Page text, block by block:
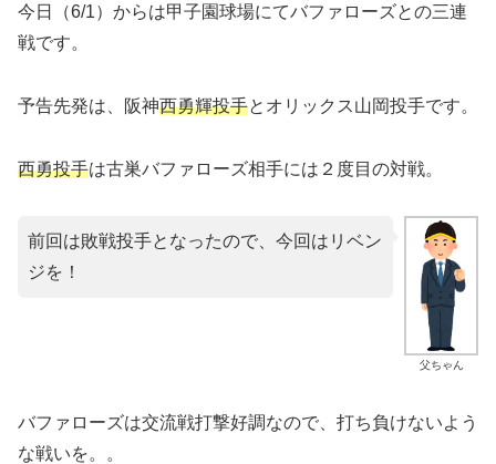
今日（6/1）からは甲子園球場にてバファローズとの三連
戦です。
予告先発は、阪神西勇輝投手とオリックス山岡投手です。
西勇投手は古巣バファローズ相手には２度目の対戦。
父ちゃん
前回は敗戦投手となったので、今回はリベン
ジを！
バファローズは交流戦打撃好調なので、打ち負けないよう
な戦いを。。